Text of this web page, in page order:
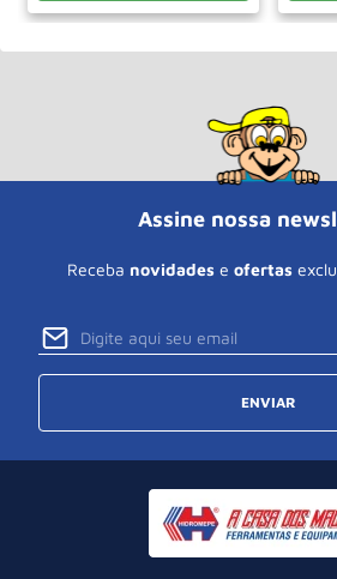
Assine nossa
Receba novidades e ofertas
ENVIAR